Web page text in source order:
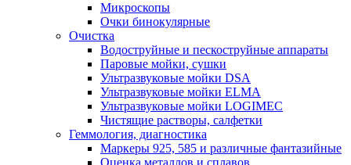
Микроскопы
Очки бинокулярные
Очистка
Водоструйные и пескоструйные аппараты
Паровые мойки, сушки
Ультразвуковые мойки DSA
Ультразвуковые мойки ELMA
Ультразвуковые мойки LOGIMEC
Чистящие растворы, салфетки
Геммология, диагностика
Маркеры 925, 585 и различные фантазийные
Оценка металлов и сплавов